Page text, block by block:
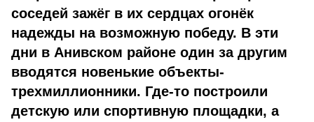
соседей зажёг в их сердцах огонёк
надежды на возможную победу. В эти
дни в Анивском районе один за другим
вводятся новенькие объекты-
трехмиллионники. Где-то построили
детскую или спортивную площадки, а